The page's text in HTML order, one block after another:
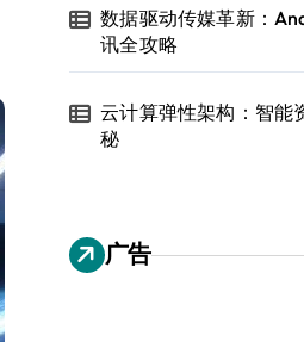
数据驱动传媒革新：
讯全攻略
云计算弹性架构：智能
秘
广告